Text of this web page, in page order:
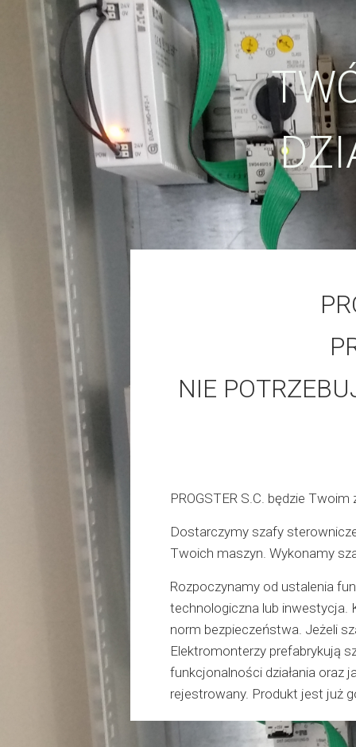
NIE
PROGSTER S.C. będzie
Dostarczymy szafy
Twoich maszyn. Wykonamy
Rozpoczynamy od ustalenia
technologiczna lub
norm bezpieczeństwa. Jeżeli
Elektromonterzy prefabrykują
funkcjonalności działania oraz
rejestrowany. Produkt jest już